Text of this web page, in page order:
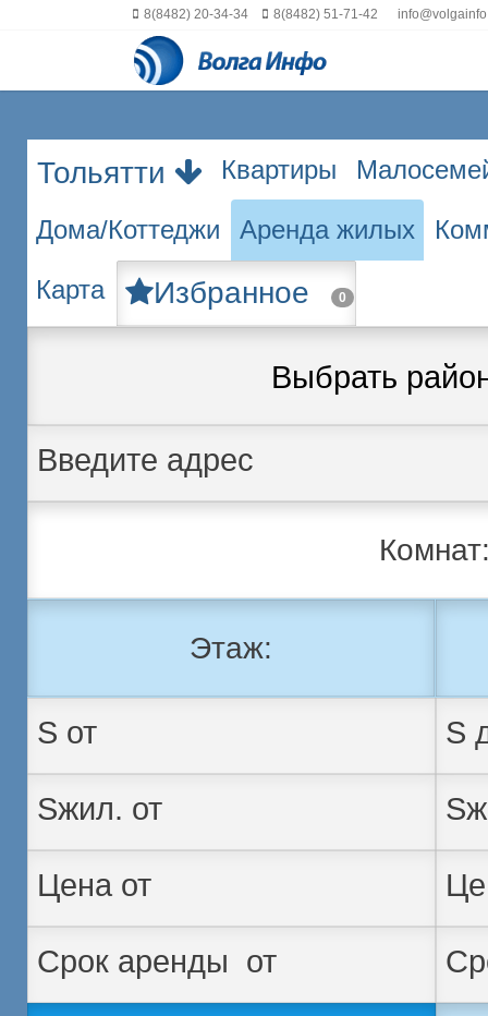
8(8482) 20-34-34 8(8482) 51-71-42
Тольятти Квартиры
Дома/Коттеджи Аренда жилых
Карта Избранное 0
Выбрать
Этаж: